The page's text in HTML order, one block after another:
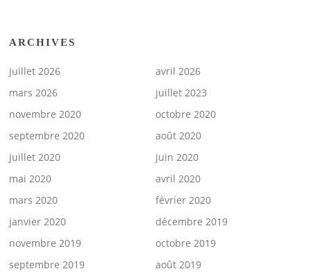
ARCHIVES
juillet 2026
avril 2026
mars 2026
juillet 2023
novembre 2020
octobre 2020
septembre 2020
août 2020
juillet 2020
juin 2020
mai 2020
avril 2020
mars 2020
février 2020
janvier 2020
décembre 2019
novembre 2019
octobre 2019
septembre 2019
août 2019